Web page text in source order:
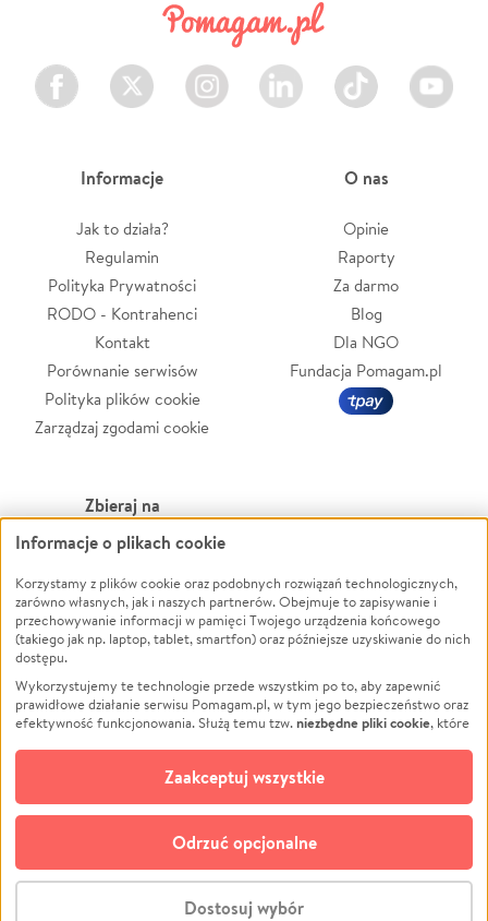
Facebook Twitter Instagram LinkedIn TikTok Youtube
Informacje
Jak to działa?
Regulamin
Polityka Prywatności
RODO - Kontrahenci
Kontakt
Porównanie serwisów
Polityka plików cookie
Zarządzaj zgodami cookie
O nas
Opinie
Raporty
Za darmo
Blog
Dla NGO
Fundacja Pomagam.pl
Zbieraj na
Leczenie
Zwierzęta
Pożar
Ukraina
Pomoc Finansowa
Projekty
Pogrzeb
Społeczność lokalna
Kultura
Powódź
Wichura
NGO
Edukacja
Podróż
Impreza
Ochrona środowiska
Biznes
© CROWDING SP. Z O.O.
Informacje o plikach cookie
Korzystamy z plików cookie oraz podobnych rozwiązań technologicznych,
zarówno własnych, jak i naszych partnerów. Obejmuje to zapisywanie i
przechowywanie informacji w pamięci Twojego urządzenia końcowego
(takiego jak np. laptop, tablet, smartfon) oraz późniejsze uzyskiwanie do nich
dostępu.
Wykorzystujemy te technologie przede wszystkim po to, aby zapewnić
prawidłowe działanie serwisu Pomagam.pl, w tym jego bezpieczeństwo oraz
efektywność funkcjonowania. Służą temu tzw.niezbędne pliki cookie, które
opcjonalnych plików cookie
technologii do celów analitycznych i retargetingowych. Możesz wyrazić
zgodę na ich stosowanie lub jej odmówić. W dowolnym momencie masz
możliwość zmiany swoich preferencji na stronie „Zarządzaj zgodami cookie”,
do której link znajdziesz w stopce serwisu Pomagam.pl. Opcjonalne pliki
cookie wykorzystywane są w następujących celach:
działanie serwisu Pomagam.pl. Dzięki nim możemy zrozumieć, jak
Dostosuj wybór
Odrzuć opcjonalne
Zaakceptuj wszystkie